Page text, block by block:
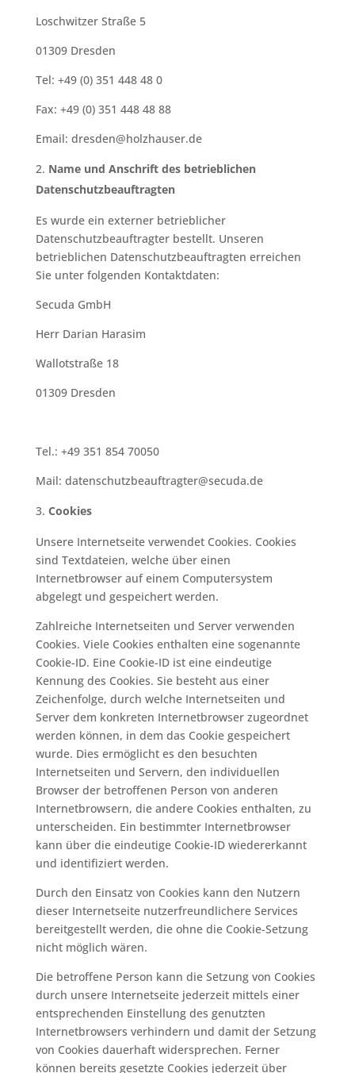
Loschwitzer Straße 5
01309 Dresden
Tel: +49 (0) 351 448 48 0
Fax: +49 (0) 351 448 48 88
Email: dresden@holzhauser.de
Name und Anschrift des betrieblichen
Datenschutzbeauftragten
Es wurde ein externer betrieblicher
Datenschutzbeauftragter bestellt. Unseren
betrieblichen Datenschutzbeauftragten erreichen
Sie unter folgenden Kontaktdaten:
Secuda GmbH
Herr Darian Harasim
Wallotstraße 18
01309 Dresden
Tel.: +49 351 854 70050
Mail: datenschutzbeauftragter@secuda.de
Cookies
Unsere Internetseite verwendet Cookies. Cookies
sind Textdateien, welche über einen
Internetbrowser auf einem Computersystem
abgelegt und gespeichert werden.
Zahlreiche Internetseiten und Server verwenden
Cookies. Viele Cookies enthalten eine sogenannte
Cookie-ID. Eine Cookie-ID ist eine eindeutige
Kennung des Cookies. Sie besteht aus einer
Zeichenfolge, durch welche Internetseiten und
Server dem konkreten Internetbrowser zugeordnet
werden können, in dem das Cookie gespeichert
wurde. Dies ermöglicht es den besuchten
Internetseiten und Servern, den individuellen
Browser der betroffenen Person von anderen
Internetbrowsern, die andere Cookies enthalten, zu
unterscheiden. Ein bestimmter Internetbrowser
kann über die eindeutige Cookie-ID wiedererkannt
und identifiziert werden.
Durch den Einsatz von Cookies kann den Nutzern
dieser Internetseite nutzerfreundlichere Services
bereitgestellt werden, die ohne die Cookie-Setzung
nicht möglich wären.
Die betroffene Person kann die Setzung von Cookies
durch unsere Internetseite jederzeit mittels einer
entsprechenden Einstellung des genutzten
Internetbrowsers verhindern und damit der Setzung
von Cookies dauerhaft widersprechen. Ferner
können bereits gesetzte Cookies jederzeit über